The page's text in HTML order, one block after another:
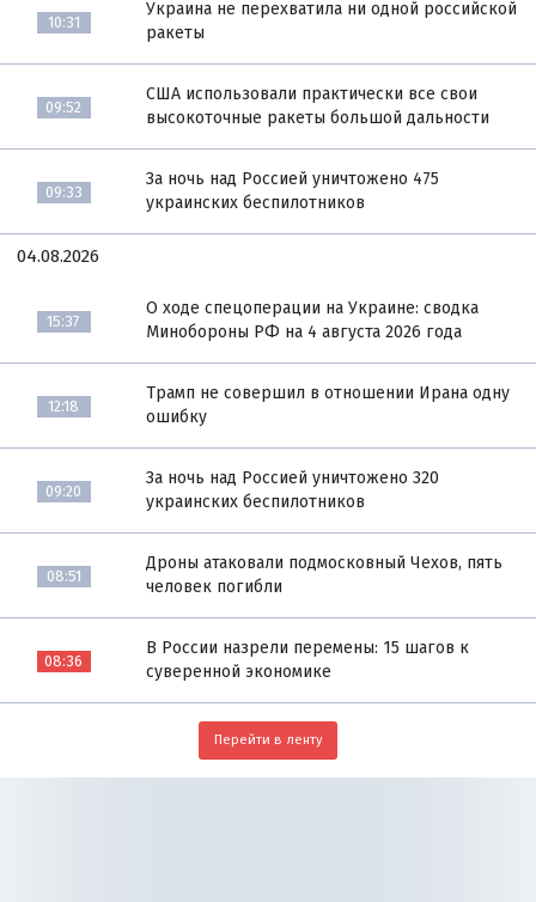
10:31
Украина не перехватила ни одной российской
ракеты
09:52
США использовали практически все свои
высокоточные ракеты большой дальности
09:33
За ночь над Россией уничтожено 475
украинских беспилотников
04.08.2026
15:37
О ходе спецоперации на Украине: сводка
Минобороны РФ на 4 августа 2026 года
12:18
Трамп не совершил в отношении Ирана одну
ошибку
09:20
За ночь над Россией уничтожено 320
украинских беспилотников
08:51
Дроны атаковали подмосковный Чехов, пять
человек погибли
08:36
В России назрели перемены: 15 шагов к
суверенной экономике
Перейти в ленту